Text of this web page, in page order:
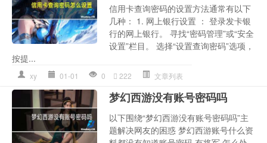
信用卡查询密码的设置方法通常有以下
几种： 1. 网上银行设置 ： 登录发卡银
行的网上银行。 寻找“密码管理”或“安全
设置”栏目。 选择“设置查询密码”选项，
按提...
xy 01-01 0 222 文章列表
梦幻西游没有账号密码吗
以下围绕“梦幻西游没有账号密码吗”主
题解决网友的困惑 梦幻西游账号什么资